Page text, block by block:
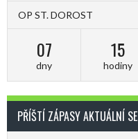
OP ST. DOROST
07
dny
15
hodiny
PŘÍŠTÍ ZÁPASY AKTUÁLNÍ